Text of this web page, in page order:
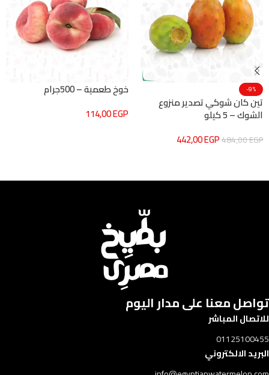
-9%
تين كان شوكي تصدير منزوع
الشوك – 5 كيلو
484,00EGP
442,00EGP
خوخ طعمية – 500جرام
114,00EGP
تواصل معنا على مدار اليوم​​
للاتصال المباشر
01125100455
البريد الالكتروني